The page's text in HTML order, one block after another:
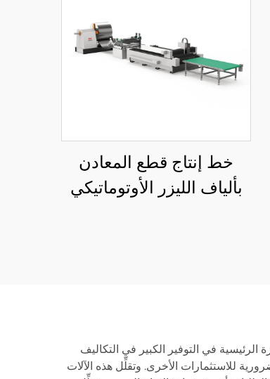
خط إنتاج قطع المعادن
بألياف الليزر الأوتوماتيكي
الرئيسية في التوفير الكبير في التكاليف
للاستثمارات الأخرى. وتقلِّل هذه الآلات